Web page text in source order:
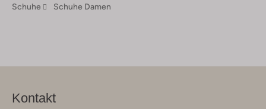
Schuhe Schuhe Damen
Kontakt